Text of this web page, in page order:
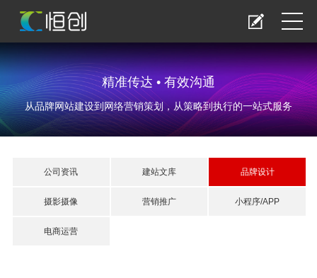
精准传达 • 有效沟通
从品牌网站建设到网络营销策划，从策略到执行的一站式服务
公司资讯 建站文库 品牌设计
摄影摄像 营销推广 小程序/APP
电商运营